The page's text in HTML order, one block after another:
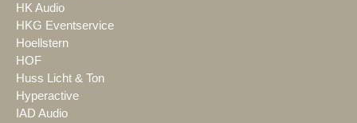
HK Audio
HKG Eventservice
Hoellstern
HOF
Huss Licht & Ton
Hyperactive
IAD Audio